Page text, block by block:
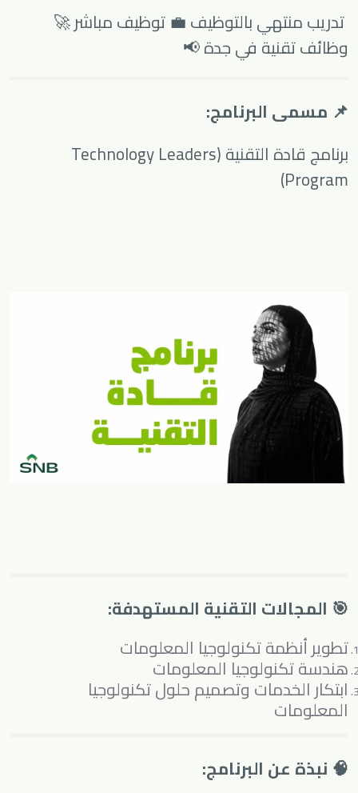
تدريب منتهي بالتوظيف 💼 توظيف مباشر 🚀
وظائف تقنية في جدة 📢
📌 مسمى البرنامج:
برنامج قادة التقنية (Technology Leaders
Program)
🎯 المجالات التقنية المستهدفة:
تطوير أنظمة تكنولوجيا المعلومات
هندسة تكنولوجيا المعلومات
ابتكار الخدمات وتصميم حلول تكنولوجيا
المعلومات
🧠 نبذة عن البرنامج: